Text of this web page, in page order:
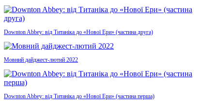
Downton Abbey: від Титаніка до «Нової Ери» (частина друга)
Мовний дайджест-лютий 2022
Downton Abbey: від Титаніка до «Нової Ери» (частина перша)